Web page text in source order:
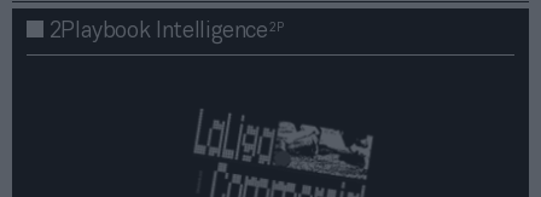
2Playbook Intelligence2P